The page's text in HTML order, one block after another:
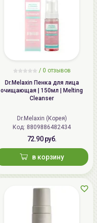
/ 0 отзывов
Dr.Melaxin Пенка для лица
очищающая | 150мл | Melting
Cleanser
Dr.Melaxin (Корея)
Код: 8809886482434
72.90 руб.
в корзину